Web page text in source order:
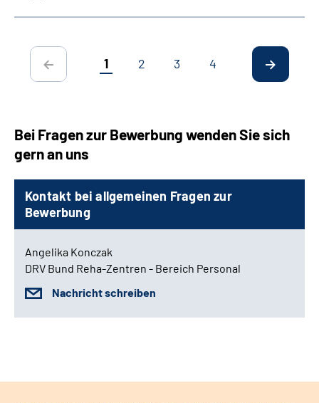
1 2 3 4
Bei Fragen zur Bewerbung wenden Sie sich
gern an uns
Kontakt bei allgemeinen Fragen zur
Bewerbung
Angelika Konczak
DRV Bund Reha-Zentren - Bereich Personal
Nachricht schreiben